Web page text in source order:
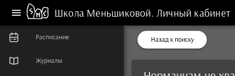
Школа Меньшиковой. Личный кабинет
Расписание
Журналы
Назад к поиску